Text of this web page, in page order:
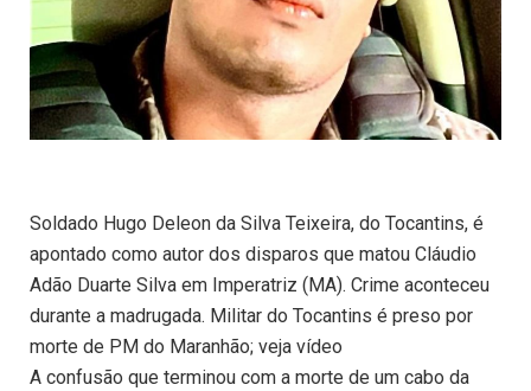
Soldado Hugo Deleon da Silva Teixeira, do Tocantins, é
apontado como autor dos disparos que matou Cláudio
Adão Duarte Silva em Imperatriz (MA). Crime aconteceu
durante a madrugada. Militar do Tocantins é preso por
morte de PM do Maranhão; veja vídeo
A confusão que terminou com a morte de um cabo da